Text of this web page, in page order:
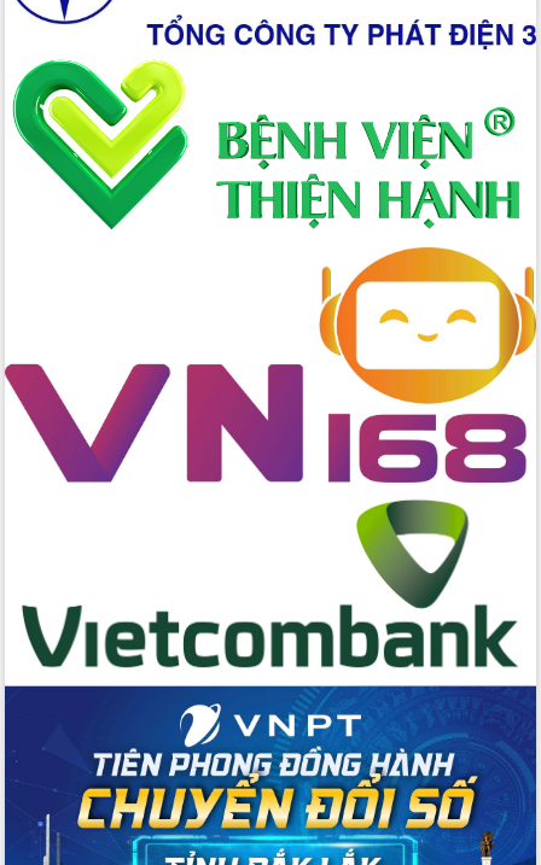
Hội nghị lần thứ nhất Ban Chỉ đạo
công tác bầu cử tỉnh Đắk Lắk
Hội nghị UBND tỉnh thường kỳ tháng
10 năm 2025
Kỳ họp chuyên đề lần thứ Ba, HĐND
tỉnh khóa X
Bí thư Tỉnh ủy Lương Nguyễn Minh
Triết kiểm tra việc thực hiện chống
lần thứ I (2025-2030)
Đồng chí Lương Nguyễn Minh Triết
được chỉ định làm Bí thư Tỉnh ủy Đắk
Lắk nhiệm kỳ 2025 – 2030
Tập trung triển khai các giải pháp sản
Đắk Lắk tổ chức Ngày hội Chuyển đổi
số với chủ đề: “Công nghệ số - kiến
tạo tương lai”
Tập trung phát triển khoa học công
nghệ, đổi mới sáng tạo và chuyển đổi
số lĩnh vực nông nghiệp và môi trường
“Hồ sơ phi địa giới – Bước tiến mới
trong cải cách hành chính”
Phó Chủ tịch UBND tỉnh Nguyễn Thiên
Văn kiểm tra công tác chống khai thác